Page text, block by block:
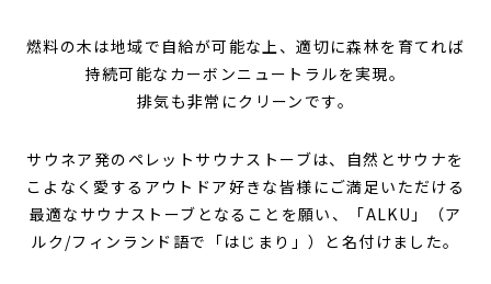
燃料の木は地域で自給が可能な上、適切に森林を育てれば
持続可能なカーボンニュートラルを実現。
排気も非常にクリーンです。
サウネア発のペレットサウナストーブは、自然とサウナを
こよなく愛するアウトドア好きな皆様にご満足いただける
最適なサウナストーブとなることを願い、
「ALKU」（ア
ルク/フィンランド語で「はじまり」）と名付けました。